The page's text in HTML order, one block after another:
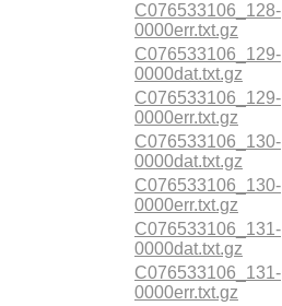
C076533106_128-
0000err.txt.gz
C076533106_129-
0000dat.txt.gz
C076533106_129-
0000err.txt.gz
C076533106_130-
0000dat.txt.gz
C076533106_130-
0000err.txt.gz
C076533106_131-
0000dat.txt.gz
C076533106_131-
0000err.txt.gz